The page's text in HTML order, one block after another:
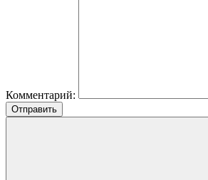
Комментарий:
Отправить